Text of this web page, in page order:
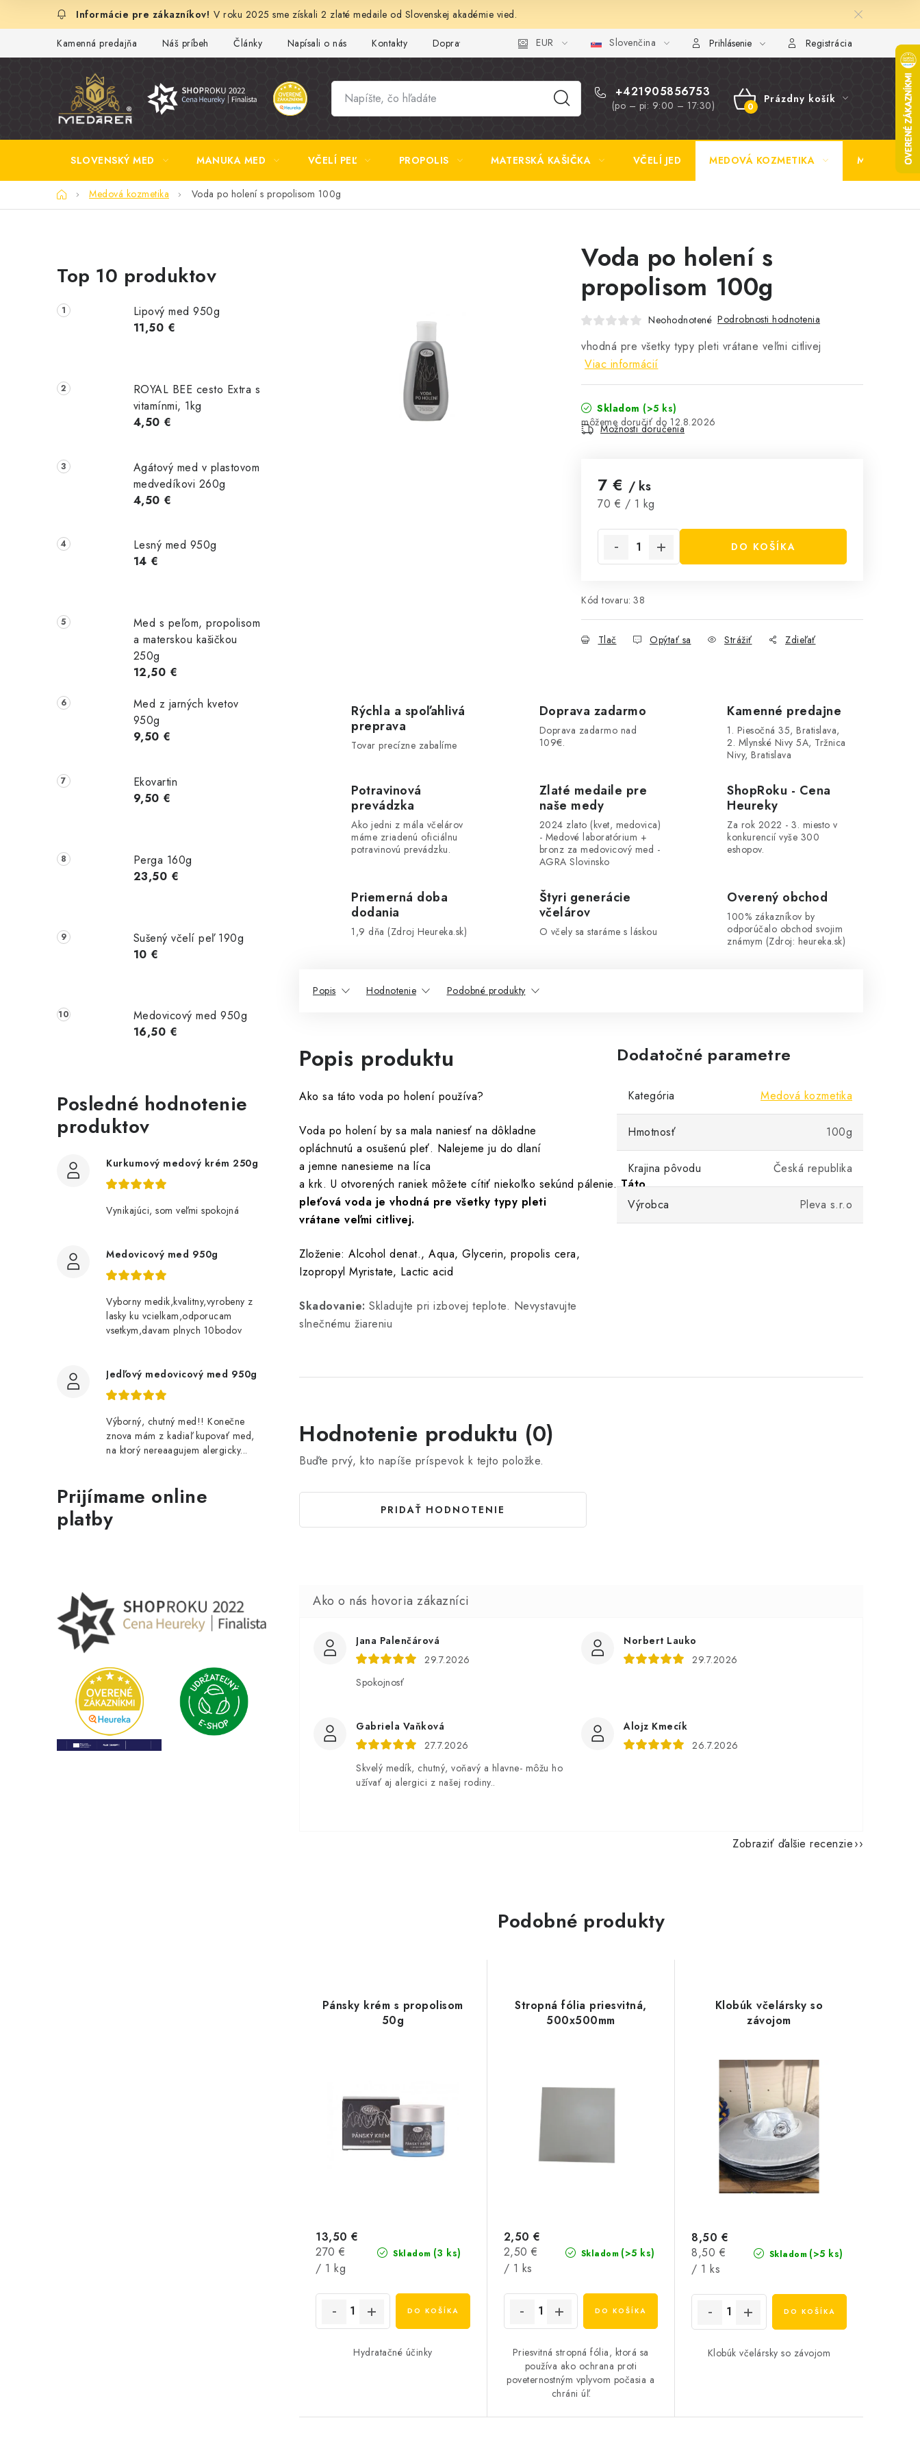
V roku 2025 sme získali 2 zlaté medaile od Slovenskej akadémie vied.
Kamenná predajňa Náš príbeh Články Napísali o nás Kontakty Doprava a platba Najčastejšie otázky FAQ Fotogaléria Obchodné podmienky Ochrana
EUR Slovenčina Prihlásenie Registrácia
+421905856753
(po – pi: 9:00 – 17:30)
NÁKUPNÝ
KOŠÍK
Prázdny košík
SLOVENSKÝ MED MANUKA MED VČELÍ PEĽ PROPOLIS MATERSKÁ KAŠIČKA VČELÍ JED MEDOVÁ KOZMETIKA MEDOVINA
DomovMedová kozmetika Voda po holení s propolisom 100g
o
č
p
e
Top 10 produktov
Lipový med 950g
11,50 €
ROYAL BEE cesto Extra s
vitamínmi, 1kg
4,50 €
Agátový med v plastovom
medvedíkovi 260g
4,50 €
Lesný med 950g
14 €
Med s peľom, propolisom
a materskou kašičkou
250g
12,50 €
Med z jarných kvetov
950g
9,50 €
Ekovartin
9,50 €
Perga 160g
23,50 €
Sušený včelí peľ 190g
10 €
Medovicový med 950g
16,50 €
Posledné hodnotenie
produktov
Kurkumový medový krém 250g
Vynikajúci, som veľmi spokojná
Medovicový med 950g
Vyborny medik,kvalitny,vyrobeny z
lasky ku vcielkam,odporucam
vsetkym,davam plnych 10bodov
Jedľový medovicový med 950g
Výborný, chutný med!! Konečne
znova mám z kadiaľ kupovať med,
na ktorý nereaagujem alergicky...
Prijímame online
platby
Voda po holení s
propolisom 100g
Neohodnotené Podrobnosti hodnotenia
vhodná pre všetky typy pleti vrátane veľmi citlivej
Viac informácií
Skladom (>5 ks)
12.8.2026
Možnosti doručenia
7 € / ks
Jednotková cena:
70 € / 1 kg
DO KOŠÍKA
Kód tovaru: 38
Tlač Opýtať sa Strážiť Zdieľať
Rýchla a spoľahlivá
preprava
Tovar precízne zabalíme
Doprava zadarmo
Doprava zadarmo nad
109€.
Kamenné predajne
1. Piesočná 35, Bratislava,
2. Mlynské Nivy 5A, Tržnica
Nivy, Bratislava
Potravinová
prevádzka
Ako jedni z mála včelárov
máme zriadenú oficiálnu
potravinovú prevádzku.
Zlaté medaile pre
naše medy
2024 zlato (kvet, medovica)
- Medové laboratórium +
bronz za medovicový med -
AGRA Slovinsko
ShopRoku - Cena
Heureky
Za rok 2022 - 3. miesto v
konkurencií vyše 300
eshopov.
Priemerná doba
dodania
1,9 dňa (Zdroj Heureka.sk)
Štyri generácie
včelárov
O včely sa staráme s láskou
Overený obchod
100% zákazníkov by
odporúčalo obchod svojim
známym (Zdroj: heureka.sk)
Popis Hodnotenie Podobné produkty
Popis produktu
Ako sa táto voda po holení používa?
Voda po holení by sa mala naniesť na dôkladne
opláchnutú a osušenú pleť. Nalejeme ju do dlaní
a jemne nanesieme na líca
a krk. U otvorených raniek môžete cítiť niekoľko sekúnd pálenie.Táto
pleťová voda je vhodná pre všetky typy pleti
vrátane veľmi citlivej.
Zloženie: Alcohol denat., Aqua, Glycerin, propolis cera,
Izopropyl Myristate, Lactic acid
Skadovanie: Skladujte pri izbovej teplote. Nevystavujte
slnečnému žiareniu
Dodatočné parametre
Kategória Medová kozmetika
Hmotnosť 100g
Krajina pôvodu Česká republika
Výrobca Pleva s.r.o
Hodnotenie produktu (0)
Buďte prvý, kto napíše príspevok k tejto položke.
PRIDAŤ HODNOTENIE
Jana Palenčárová
29.7.2026
Spokojnosť
Norbert Lauko
29.7.2026
Gabriela Vaňková
27.7.2026
Skvelý medík, chutný, voňavý a hlavne- môžu ho
užívať aj alergici z našej rodiny..
Alojz Kmecík
26.7.2026
Zobraziť ďalšie recenzie
Podobné produkty
Pánsky krém s propolisom
50g
Skladom (3 ks)
13,50 €
Jednotková
cena:
270 €
/ 1 kg
DO KOŠÍKA
Hydratačné účinky
Stropná fólia priesvitná,
500x500mm
Skladom (>5 ks)
2,50 €
Jednotková
cena:
2,50 €
/ 1 ks
DO KOŠÍKA
Priesvitná stropná fólia, ktorá sa
používa ako ochrana proti
poveternostným vplyvom počasia a
chráni úľ.
Klobúk včelársky so
závojom
Skladom (>5 ks)
8,50 €
Jednotková
cena:
8,50 €
/ 1 ks
DO KOŠÍKA
Klobúk včelársky so závojom